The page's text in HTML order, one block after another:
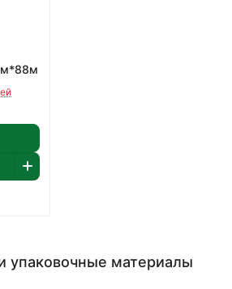
упаковочные материалы